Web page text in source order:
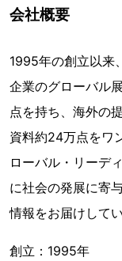
会社概要
1995年の創立以来
企業のグローバル
点を持ち、海外の
資料約24万点をワ
ローバル・リーデ
に社会の発展に寄
情報をお届けしてい
創立：1995年